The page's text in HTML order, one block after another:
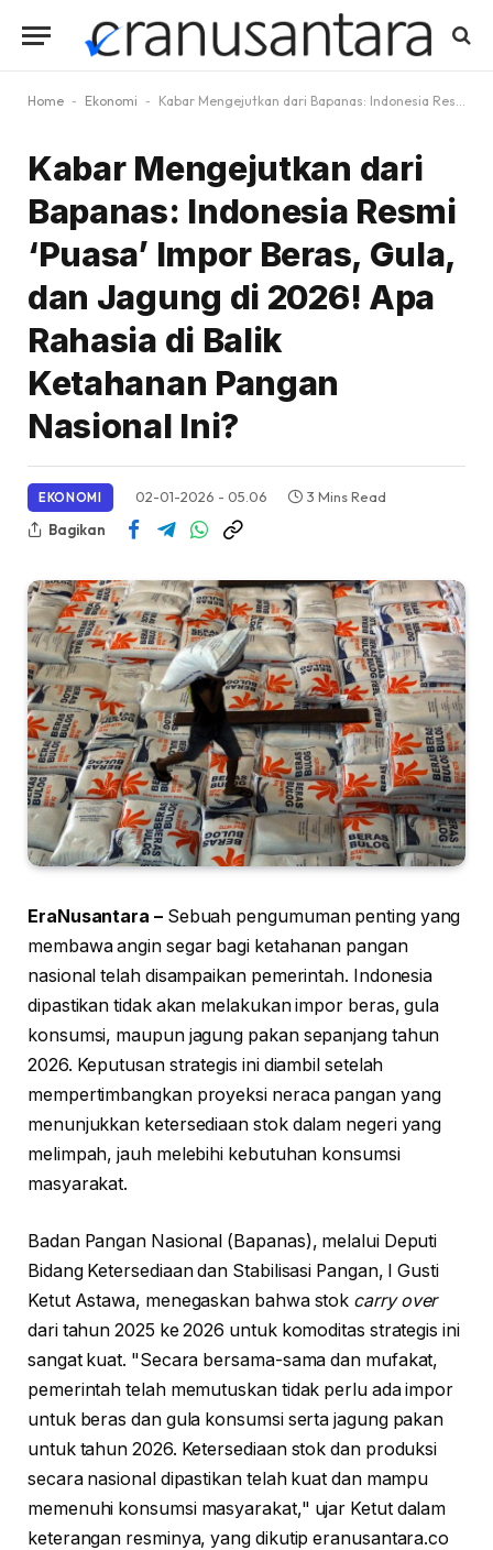
Home - Ekonomi - Kabar Mengejutkan dari Bapanas: Indonesia Resmi ‘Puasa’ Impor Beras, Gula, dan Jagung di 2026! Apa Rahasia di Balik Ketahanan Pangan Nasional Ini?
Kabar Mengejutkan dari
Bapanas: Indonesia Resmi
‘Puasa’ Impor Beras, Gula,
dan Jagung di 2026! Apa
Rahasia di Balik
Ketahanan Pangan
Nasional Ini?
EKONOMI 02-01-2026 - 05.06
3 Mins Read
Bagikan
EraNusantara –Sebuah pengumuman penting yang
membawa angin segar bagi ketahanan pangan
nasional telah disampaikan pemerintah. Indonesia
dipastikan tidak akan melakukan impor beras, gula
konsumsi, maupun jagung pakan sepanjang tahun
2026. Keputusan strategis ini diambil setelah
mempertimbangkan proyeksi neraca pangan yang
menunjukkan ketersediaan stok dalam negeri yang
melimpah, jauh melebihi kebutuhan konsumsi
masyarakat.
Badan Pangan Nasional (Bapanas), melalui Deputi
Bidang Ketersediaan dan Stabilisasi Pangan, I Gusti
Ketut Astawa, menegaskan bahwa stok carry over
dari tahun 2025 ke 2026 untuk komoditas strategis ini
sangat kuat. "Secara bersama-sama dan mufakat,
pemerintah telah memutuskan tidak perlu ada impor
untuk beras dan gula konsumsi serta jagung pakan
untuk tahun 2026. Ketersediaan stok dan produksi
secara nasional dipastikan telah kuat dan mampu
memenuhi konsumsi masyarakat," ujar Ketut dalam
keterangan resminya, yang dikutip eranusantara.co